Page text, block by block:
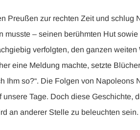
Preußen zur rechten Zeit und schlug
musste – seinen berühmten Hut
verfolgten, den ganzen weiten
eine Meldung machte, setzte
Ihm so?“. Die Folgen von Napoleons
Tage. Doch diese Geschichte,
an anderer Stelle zu beleuchten sein.